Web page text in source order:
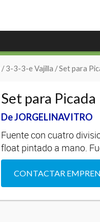
/3-3-3-e Vajilla / Set para
Set para Picada
De JORGELINAVITRO
Fuente con cuatro
float pintado a mano.
CONTACTAR